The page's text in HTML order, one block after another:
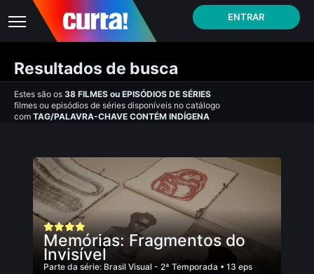
ENTRAR
Resultados de busca
Estes são os 38 FILMES ou EPISÓDIOS DE SÉRIES
filmes ou episódios de séries disponíveis no catálogo
com TAG/PALAVRA-CHAVE CONTÉM INDÍGENA
Memórias: Fragmentos do
Invisível
Parte da série: Brasil Visual - 2ª Temporada • 13 eps